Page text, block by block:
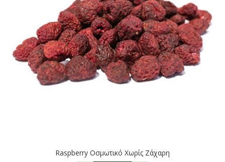
Raspberry Οσμωτικό Χωρίς Ζάχαρη